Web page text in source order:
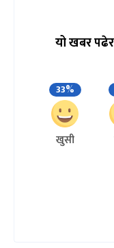
यो खबर
33%
खुसी